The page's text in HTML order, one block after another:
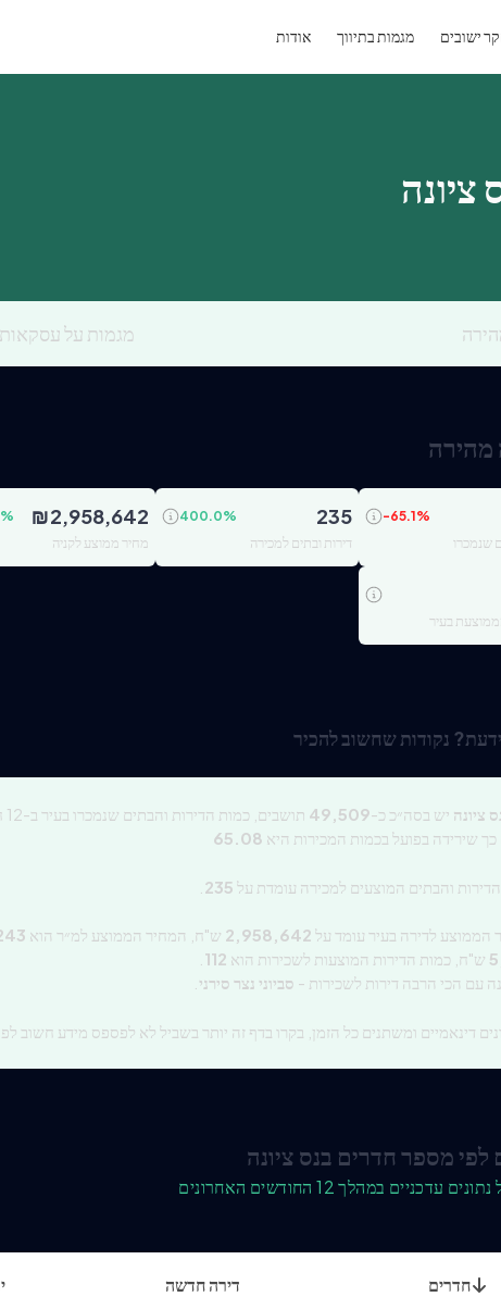
ישובים מגמות בתיווך אודות
ציונה
מגמות על עסקאות
מהירה
-65.1%
שנמכרו
235
400.0%
דירות ובתים למכירה
₪2,958,642
%
מחיר ממוצע לקניה
בעיר
נקודות שחשוב להכיר
ציונה יש בסה״כ כ-49,509 תושבים, כמות הדירות והבתים שנמכרו בעיר ב-12 חודשים האחרונים עומדת על
כך שירידה בפועל בכמות המכירות היא 65.08
והבתים המוצעים למכירה עומדת על 235
הממוצע לדירה בעיר עומד על 2,958,642 ש"ח, המחיר הממוצע למ״ר הוא
ש"ח, כמות הדירות המוצעות לשכירות הוא 112
עם הכי הרבה דירות לשכירות - סביוני נצר סירני
דינאמיים ומשתנים כל הזמן, בקרו בדף זה יותר בשביל לא לפספס מידע חשוב
לפי מספר חדרים בנס ציונה
עדכניים במהלך 12 החודשים האחרונים
חדרים דירה חדשה